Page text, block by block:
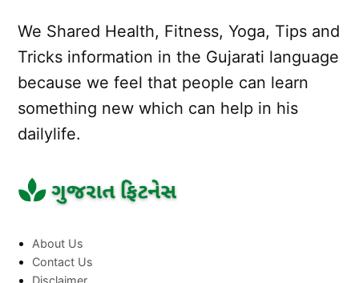
We Shared Health, Fitness, Yoga, Tips and
Tricks information in the Gujarati language
because we feel that people can learn
something new which can help in his
dailylife.
About Us
Contact Us
Disclaimer